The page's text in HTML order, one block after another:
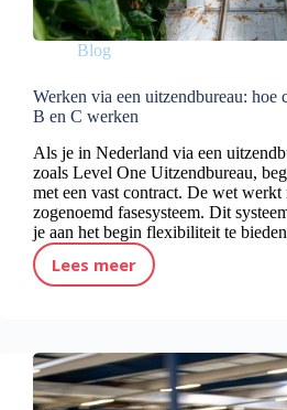
Blog
Werken via een uitzendbureau: hoe
B en C werken
Als je in Nederland via een
zoals Level One Uitzendbureau,
met een vast contract. De wet werkt
zogenoemd fasesysteem. Dit
je aan het begin flexibiliteit te
Lees meer
Werken via een uitzendbureau: hoe contractfasen A, B en C werken